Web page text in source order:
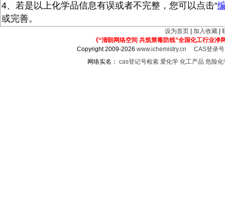
4、若是以上化学品信息有误或者不完整，您可以点击“
或完善。
设为首页 加入收藏
《“清朗网络空间 共筑禁毒防线”全国化工行业净
Copyright 2009-2026www.ichemistry.cn
CAS登录
网络实名： cas登记号检索 爱化学 化工产品 危险化